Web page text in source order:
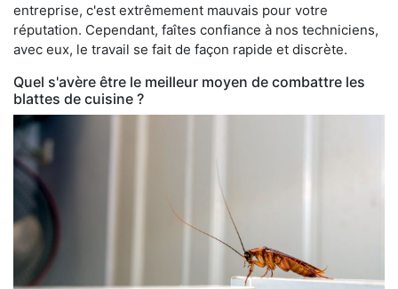
entreprise, c'est extrêmement mauvais pour votre
réputation. Cependant, faîtes confiance à nos techniciens,
avec eux, le travail se fait de façon rapide et discrète.
Quel s'avère être le meilleur moyen de combattre les
blattes de cuisine ?